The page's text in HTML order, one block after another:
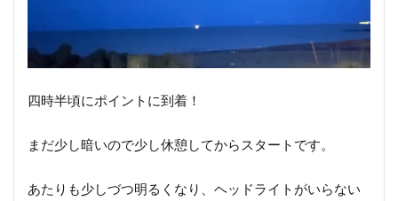
四時半頃にポイントに到着！
まだ少し暗いので少し休憩してからスタートです。
あたりも少しづつ明るくなり、ヘッドライトがいらない